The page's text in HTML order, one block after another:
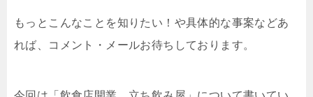
もっとこんなことを知りたい！や具体的な事案などあ
れば、コメント・メールお待ちしております。